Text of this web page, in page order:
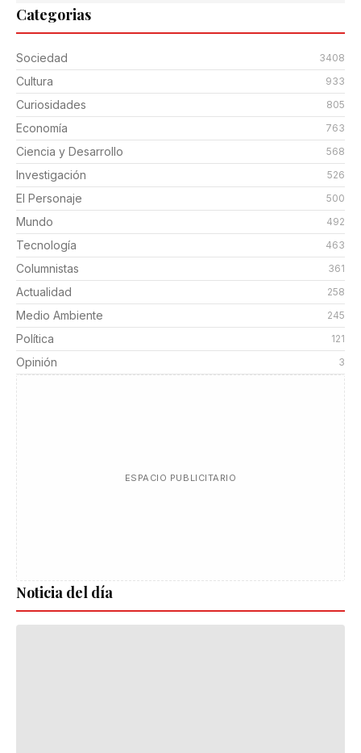
Categorias
Sociedad 3408
Cultura 933
Curiosidades 805
Economía 763
Ciencia y Desarrollo 568
Investigación 526
El Personaje 500
Mundo 492
Tecnología 463
Columnistas 361
Actualidad 258
Medio Ambiente 245
Política 121
Opinión 3
ESPACIO PUBLICITARIO
Noticia del día